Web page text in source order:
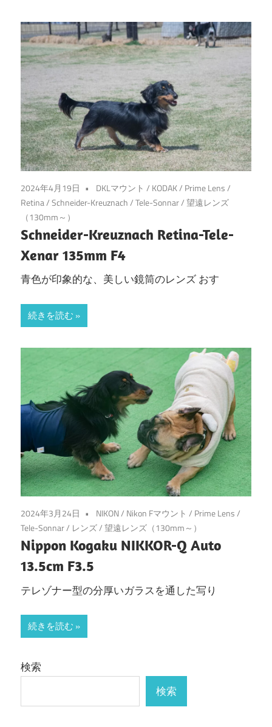
2024年4月19日 DKLマウント / KODAK/ Prime Lens/
Retina/Schneider-Kreuznach/Tele-Sonnar/望遠レンズ
（130mm～）
Schneider-Kreuznach Retina-Tele-
Xenar 135mm F4
青色が印象的な、美しい鏡筒のレンズ おす
続きを読む
2024年3月24日 NIKON/ Nikon Fマウント / Prime Lens/
Tele-Sonnar/ レンズ/望遠レンズ（130mm～）
Nippon Kogaku NIKKOR-Q Auto
13.5cm F3.5
テレゾナー型の分厚いガラスを通した写り
続きを読む
検索
検索